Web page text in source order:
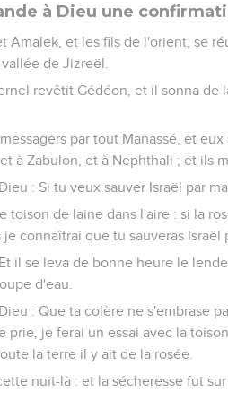
à Dieu une
Amalek, et les fils de l'orient, se
de Jizreël.
revêtit Gédéon, et il sonna
par tout Manassé, et
à Zabulon, et à Nephthali ; et ils
: Si tu veux sauver Israël par
toison de laine dans l'aire : si la
connaîtrai que tu sauveras Israël
il se leva de bonne heure le
d'eau.
: Que ta colère ne s'embrase
prie, je ferai un essai avec la
la terre il y ait de la rosée.
nuit-là : et la sécheresse fut